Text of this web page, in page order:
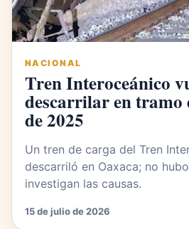
NACIONAL
Tren Interoceánico
descarrilar en tramo
de 2025
Un tren de carga del Tren
descarriló en Oaxaca; no
investigan las causas.
15 de julio de 2026